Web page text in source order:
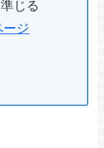
じる
ージ